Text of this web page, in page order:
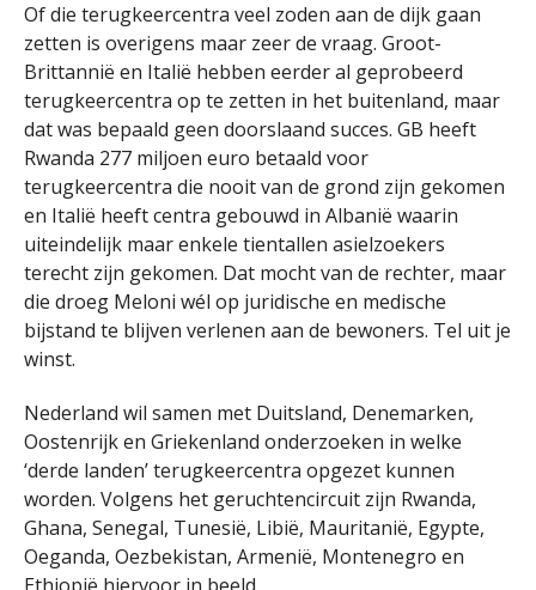
Of die terugkeercentra veel zoden aan de dijk gaan
zetten is overigens maar zeer de vraag. Groot-
Brittannië en Italië hebben eerder al geprobeerd
terugkeercentra op te zetten in het buitenland, maar
dat was bepaald geen doorslaand succes. GB heeft
Rwanda 277 miljoen euro betaald voor
terugkeercentra die nooit van de grond zijn gekomen
en Italië heeft centra gebouwd in Albanië waarin
uiteindelijk maar enkele tientallen asielzoekers
terecht zijn gekomen. Dat mocht van de rechter, maar
die droeg Meloni wél op juridische en medische
bijstand te blijven verlenen aan de bewoners. Tel uit je
winst.
Nederland wil samen met Duitsland, Denemarken,
Oostenrijk en Griekenland onderzoeken in welke
‘derde landen’ terugkeercentra opgezet kunnen
worden. Volgens het geruchtencircuit zijn Rwanda,
Ghana, Senegal, Tunesië, Libië, Mauritanië, Egypte,
Oeganda, Oezbekistan, Armenië, Montenegro en